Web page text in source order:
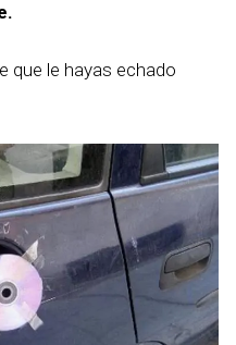
que le hayas echado